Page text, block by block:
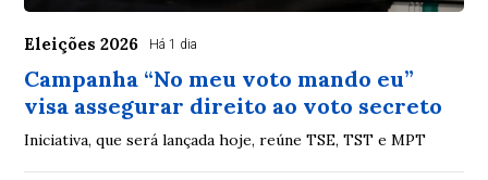
Eleições 2026 Há 1 dia
Campanha “No meu voto mando eu”
visa assegurar direito ao voto secreto
Iniciativa, que será lançada hoje, reúne TSE, TST e MPT